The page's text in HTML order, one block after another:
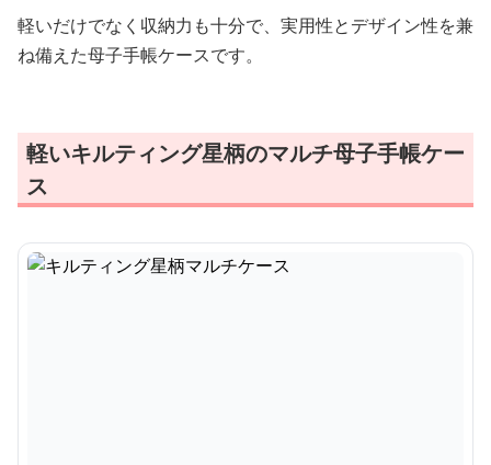
軽いだけでなく収納力も十分で、実用性とデザイン性を兼
ね備えた母子手帳ケースです。
軽いキルティング星柄のマルチ母子手帳ケー
ス